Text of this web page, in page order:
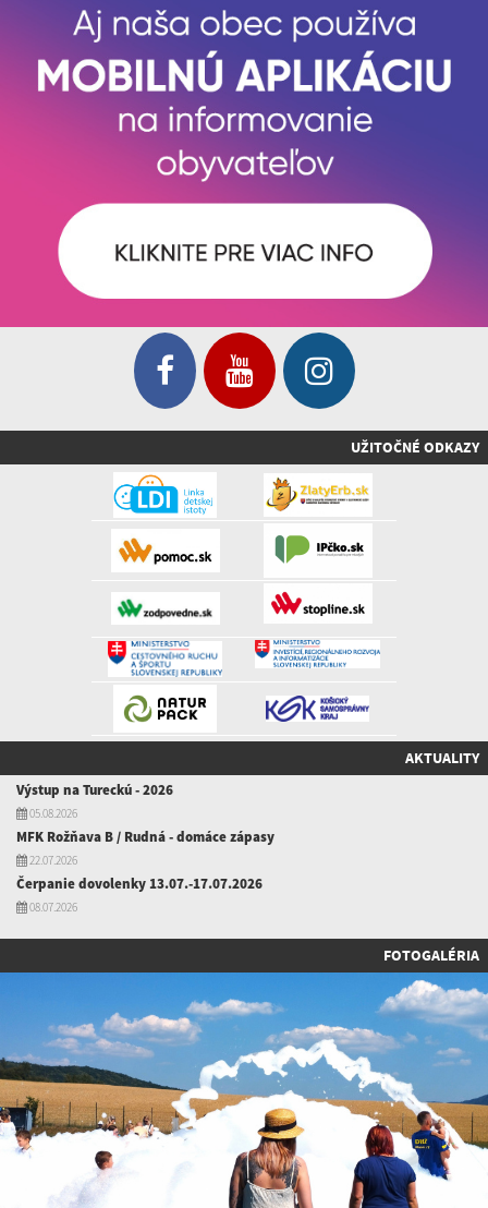
UŽITOČNÉ ODKAZY
AKTUALITY
Výstup na Tureckú - 2026
05.08.2026
MFK Rožňava B / Rudná - domáce zápasy
22.07.2026
Čerpanie dovolenky 13.07.-17.07.2026
08.07.2026
FOTOGALÉRIA